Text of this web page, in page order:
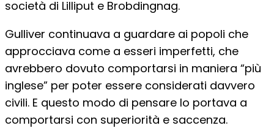
società di Lilliput e Brobdingnag.
Gulliver continuava a guardare ai popoli che
approcciava come a esseri imperfetti, che
avrebbero dovuto comportarsi in maniera “più
inglese” per poter essere considerati davvero
civili. E questo modo di pensare lo portava a
comportarsi con superiorità e saccenza.